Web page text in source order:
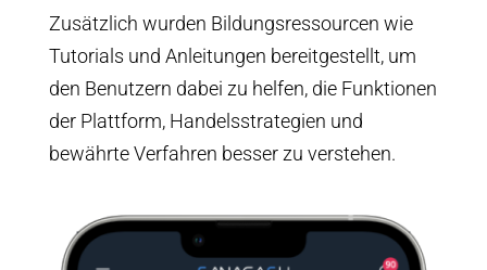
Zusätzlich wurden Bildungsressourcen wie
Tutorials und Anleitungen bereitgestellt, um
den Benutzern dabei zu helfen, die Funktionen
der Plattform, Handelsstrategien und
bewährte Verfahren besser zu verstehen.